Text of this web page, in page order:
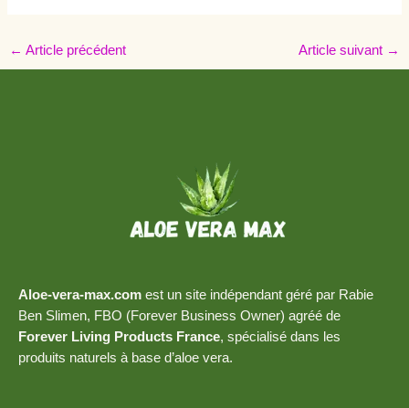
← Article précédent Article suivant →
Aloe-vera-max.com est un site indépendant géré par Rabie
Ben Slimen, FBO (Forever Business Owner) agréé de
Forever Living Products France, spécialisé dans les
produits naturels à base d’aloe vera.